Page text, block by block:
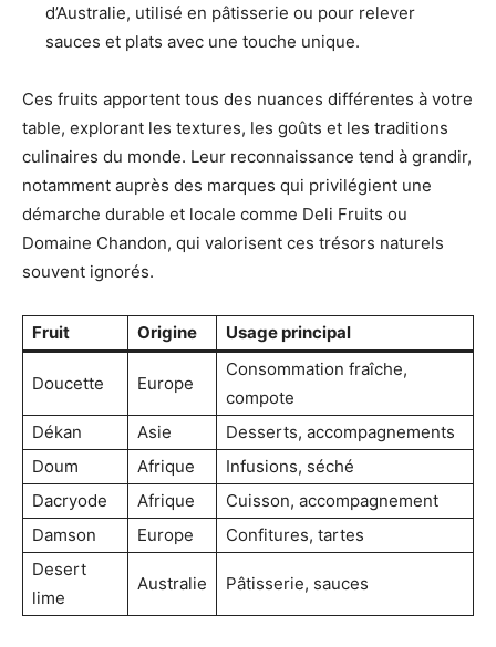
d’Australie, utilisé en pâtisserie ou pour relever
sauces et plats avec une touche unique.
Ces fruits apportent tous des nuances différentes à votre
table, explorant les textures, les goûts et les traditions
culinaires du monde. Leur reconnaissance tend à grandir,
notamment auprès des marques qui privilégient une
démarche durable et locale comme Deli Fruits ou
Domaine Chandon, qui valorisent ces trésors naturels
souvent ignorés.
Fruit Origine Usage principal
Doucette Europe
Consommation fraîche,
compote
Dékan
Asie
Desserts, accompagnements
Doum
Afrique
Infusions, séché
Dacryode
Afrique
Cuisson, accompagnement
Damson
Europe
Confitures, tartes
Desert
lime
Australie Pâtisserie, sauces